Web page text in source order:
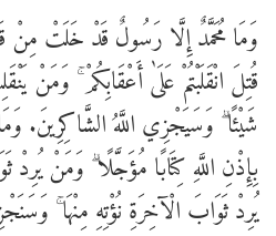
وَمَا مُحَمَّدٌ إِلَّا رَسُولٌ قَدْ خَلَتْ مِنْ
قُتِلَ انْقَلَبْتُمْ عَلَىٰ أَعْقَابِكُمْ ۚ وَمَنْ
شَيْئًا ۗ وَسَيَجْزِي اللَّهُ الشَّاكِرِينَ.
بِإِذْنِ اللَّهِ كِتَابًا مُؤَجَّلًا ۗ وَمَنْ يُرِدْ
يُرِدْ ثَوَابَ الْآخِرَةِ نُؤْتِهِ مِنْهَا